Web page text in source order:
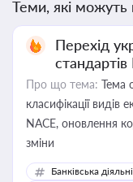
Теми, які можуть
Перехід
Про що тема: Тема
класифікації видів
NACE, оновлення
зміни
Банківська